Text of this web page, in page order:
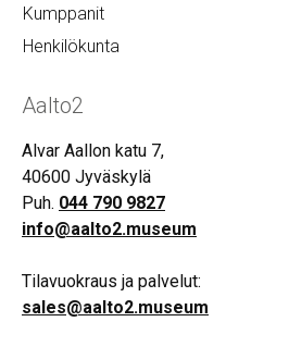
Kumppanit
Henkilökunta
Aalto2
Alvar Aallon katu 7,
40600 Jyväskylä
Puh. 044 790 9827
info@aalto2.museum
Tilavuokraus ja palvelut:
sales@aalto2.museum